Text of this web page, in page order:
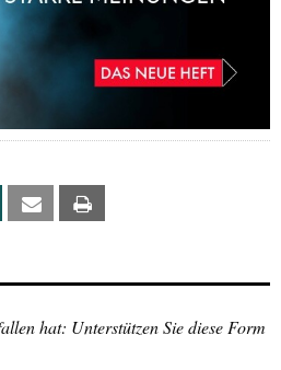
Xing Email
hat: Unterstützen Sie diese Form